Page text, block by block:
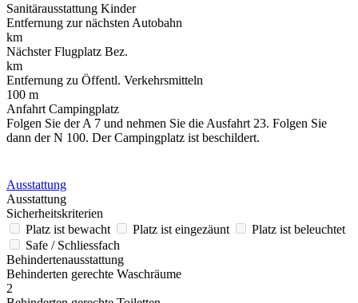
Sanitärausstattung Kinder
Entfernung zur nächsten Autobahn
km
Nächster Flugplatz Bez.
km
Entfernung zu Öffentl. Verkehrsmitteln
100 m
Anfahrt Campingplatz
Folgen Sie der A 7 und nehmen Sie die Ausfahrt 23. Folgen Sie
dann der N 100. Der Campingplatz ist beschildert.
Ausstattung
Ausstattung
Sicherheitskriterien
Platz ist bewacht
Platz ist eingezäunt
Platz ist beleuchtet
Safe / Schliessfach
Behindertenausstattung
Behinderten gerechte Waschräume
2